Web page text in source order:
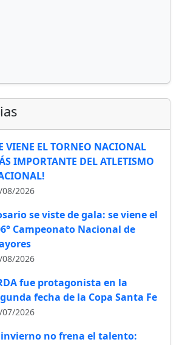
VIENE EL TORNEO NACIONAL
IMPORTANTE DEL ATLETISMO
08/2026
se viste de gala: se viene el
Campeonato Nacional de
08/2026
fue protagonista en la
fecha de la Copa Santa Fe
07/2026
invierno no frena el talento: